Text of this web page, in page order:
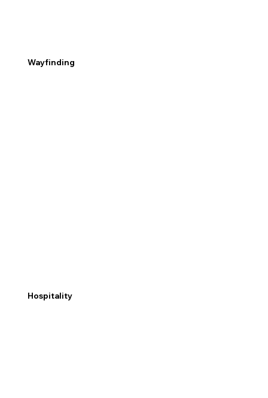
Wayfinding
Hospitality